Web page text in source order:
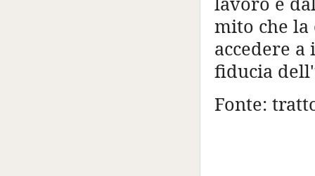
mito che
accedere
fiducia
Fonte: